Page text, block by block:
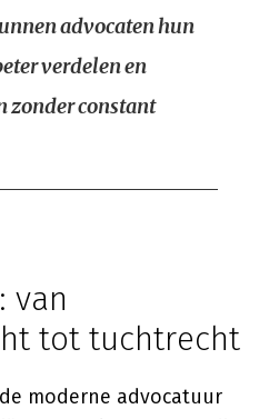
advocaten hun
verdelen en
zonder constant
van
tot tuchtrecht
moderne advocatuur